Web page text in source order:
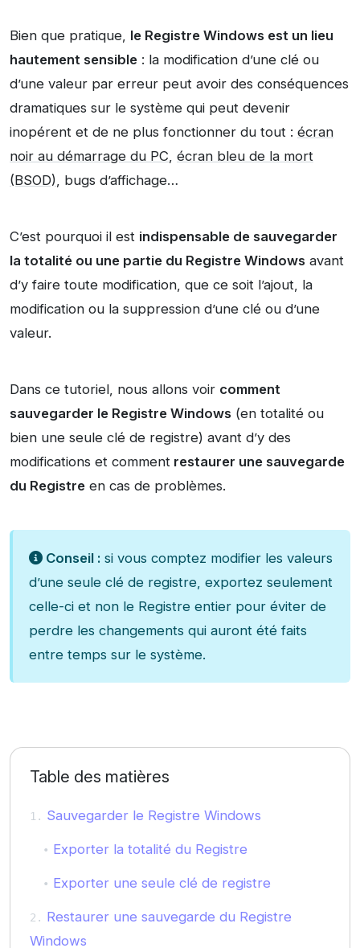
Bien que pratique, le Registre Windows est un lieu
hautement sensible : la modification d’une clé ou
d’une valeur par erreur peut avoir des conséquences
dramatiques sur le système qui peut devenir
inopérent et de ne plus fonctionner du tout : écran
noir au démarrage du PC, écran bleu de la mort
(BSOD), bugs d’affichage…
C’est pourquoi il est indispensable de sauvegarder
la totalité ou une partie du Registre Windows avant
d’y faire toute modification, que ce soit l’ajout, la
modification ou la suppression d’une clé ou d’une
valeur.
Dans ce tutoriel, nous allons voir comment
sauvegarder le Registre Windows (en totalité ou
bien une seule clé de registre) avant d’y des
modifications et comment restaurer une sauvegarde
du Registre en cas de problèmes.
Conseil : si vous comptez modifier les valeurs
d’une seule clé de registre, exportez seulement
celle-ci et non le Registre entier pour éviter de
perdre les changements qui auront été faits
entre temps sur le système.
Table des matières
Sauvegarder le Registre Windows
Exporter la totalité du Registre
Exporter une seule clé de registre
Restaurer une sauvegarde du Registre
Windows